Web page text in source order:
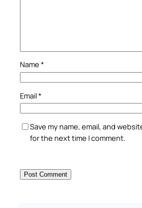
Name *
Email*
Save my name, email, and
for the next time I comment.